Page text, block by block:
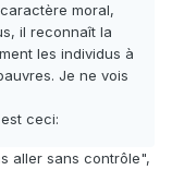
moral,
il reconnaît la
les individus à
Je ne vois
ceci:
aller sans contrôle",